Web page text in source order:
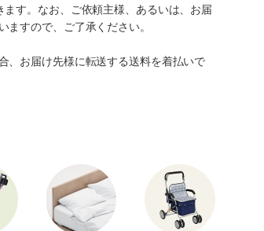
す。なお、ご依頼主様、あるいは、お届
すので、ご了承ください。
、お届け先様に転送する送料を着払いで